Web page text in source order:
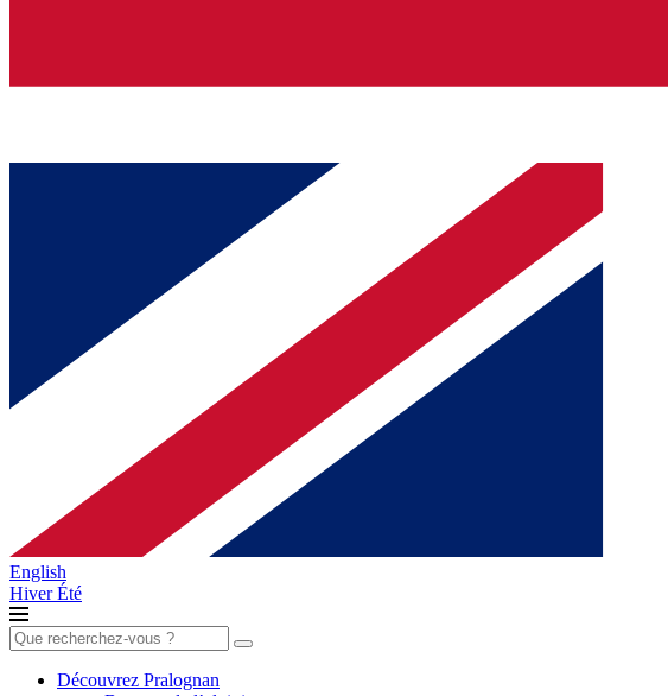
English
HiverÉté
Rechercher :
Découvrez Pralognan